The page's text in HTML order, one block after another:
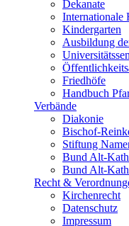
Dekanate
Internationale
Kindergarten
Ausbildung
Friedhöfe
Handbuch
Verbände
Diakonie
Bischof-
Stiftung
Bund Alt-
Bund Alt-
Recht &
Kirchenrecht
Datenschutz
Impressum